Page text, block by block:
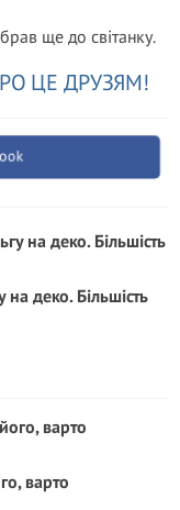
ще до світанку.
ЦЕ ДРУЗЯМ!
деко. Більшість
варто